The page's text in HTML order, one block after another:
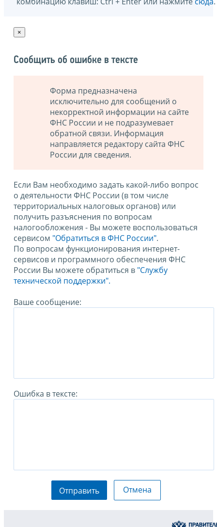
×
Сообщить об ошибке в тексте
Форма предназначена
исключительно для сообщений о
некорректной информации на сайте
ФНС России и не подразумевает
обратной связи. Информация
направляется редактору сайта ФНС
России для сведения.
Если Вам необходимо задать какой-либо вопрос
о деятельности ФНС России (в том числе
территориальных налоговых органов) или
получить разъяснения по вопросам
налогообложения - Вы можете воспользоваться
сервисом "Обратиться в ФНС России".
По вопросам функционирования интернет-
сервисов и программного обеспечения ФНС
России Вы можете обратиться в "Службу
технической поддержки".
Ваше сообщение:
Ошибка в тексте:
Отправить Отмена